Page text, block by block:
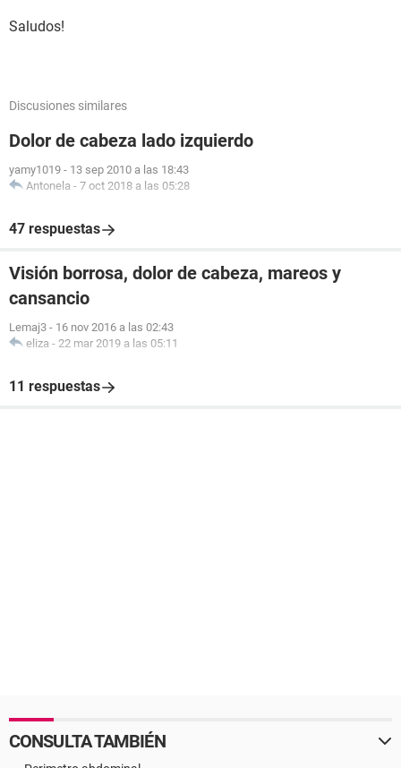
Saludos!
Discusiones similares
Dolor de cabeza lado izquierdo
yamy1019 - 13 sep 2010 a las 18:43
Antonela - 7 oct 2018 a las 05:28
47 respuestas
Visión borrosa, dolor de cabeza, mareos y
cansancio
Lemaj3 - 16 nov 2016 a las 02:43
eliza - 22 mar 2019 a las 05:11
11 respuestas
CONSULTA TAMBIÉN